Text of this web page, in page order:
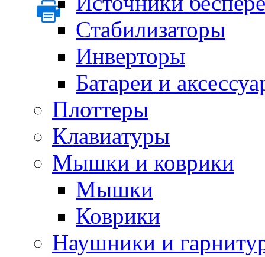
Стабилизаторы
Инверторы
Батареи и
Плоттеры
Клавиатуры
Мышки и коврики
Мышки
Коврики
Наушники и